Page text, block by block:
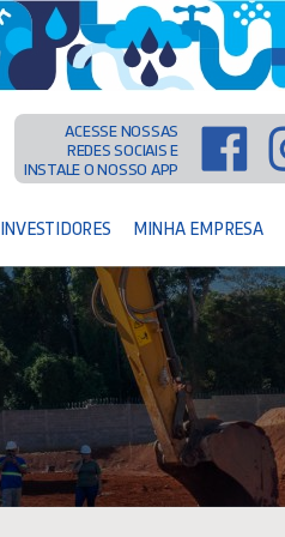
ACESSE NOSSAS
REDES SOCIAIS E
INSTALE O NOSSO APP
INVESTIDORES MINHA EMPRESA